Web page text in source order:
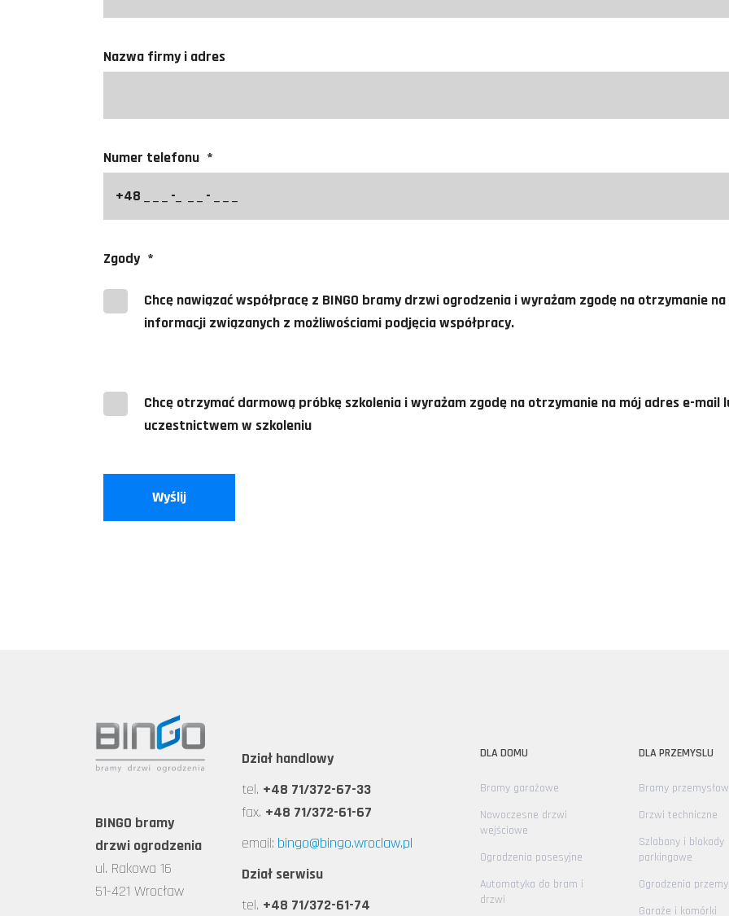
Nazwa firmy i adres
Numer telefonu *
Zgody *
Chcę nawiązać współpracę z BINGO bramy drzwi ogrodzenia i wyrażam zgodę na otrzymanie
informacji związanych z możliwościami podjęcia współpracy.
Chcę otrzymać darmową próbkę szkolenia i wyrażam zgodę na otrzymanie na mój adres e-
uczestnictwem w szkoleniu
Wyślij
BINGO bramy
drzwi ogrodzenia
ul. Rakowa 16
51-421 Wrocław
Dział handlowy
tel. +48 71/372-67-33
fax. +48 71/372-61-67
email: bingo@bingo.wroclaw.pl
Dział serwisu
tel. +48 71/372-61-74
DLA DOMU
Bramy garażowe
Nowoczesne drzwi
wejściowe
Ogrodzenia posesyjne
Automatyka do bram i
drzwi
DLA PRZEMYSLU
Bramy
Drzwi techniczne
Szlabany i blokady
parkingowe
Ogrodzenia
Garaże i komórki